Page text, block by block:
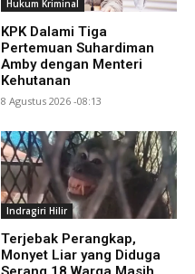
Hukum Kriminal
KPK Dalami Tiga
Pertemuan Suhardiman
Amby dengan Menteri
Kehutanan
8 Agustus 2026 -08:13
Indragiri Hilir
Terjebak Perangkap,
Monyet Liar yang Diduga